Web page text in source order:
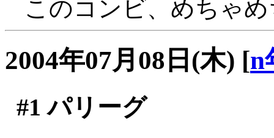
このコンビ、めちゃ
2004年07月08日(木) [n
#1 パリーグ